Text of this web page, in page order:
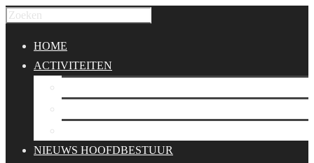
HOME
ACTIVITEITEN
NIEUWS HOOFDBESTUUR